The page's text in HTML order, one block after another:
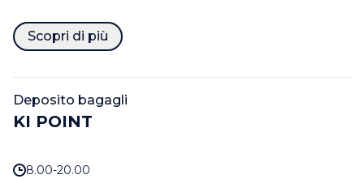
Scopri di più
Deposito bagagli
KI POINT
8.00-20.00